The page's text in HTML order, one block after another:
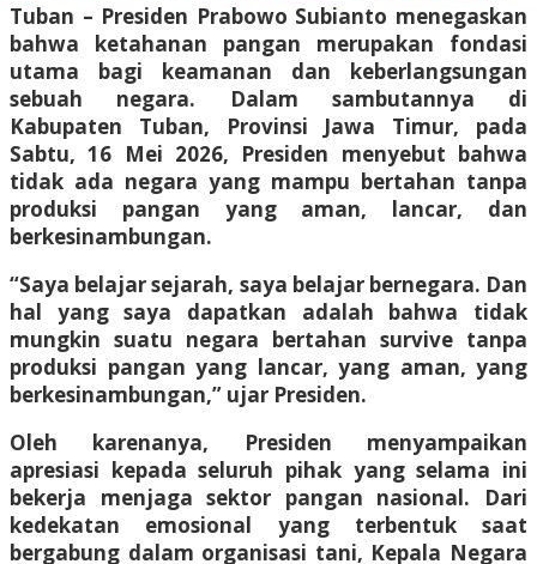
Tuban – Presiden Prabowo Subianto menegaskan
bahwa ketahanan pangan merupakan fondasi
utama bagi keamanan dan keberlangsungan
sebuah negara. Dalam sambutannya di
Kabupaten Tuban, Provinsi Jawa Timur, pada
Sabtu, 16 Mei 2026, Presiden menyebut bahwa
tidak ada negara yang mampu bertahan tanpa
produksi pangan yang aman, lancar, dan
berkesinambungan.
“Saya belajar sejarah, saya belajar bernegara. Dan
hal yang saya dapatkan adalah bahwa tidak
mungkin suatu negara bertahan survive tanpa
produksi pangan yang lancar, yang aman, yang
berkesinambungan,” ujar Presiden.
Oleh karenanya, Presiden menyampaikan
apresiasi kepada seluruh pihak yang selama ini
bekerja menjaga sektor pangan nasional. Dari
kedekatan emosional yang terbentuk saat
bergabung dalam organisasi tani, Kepala Negara